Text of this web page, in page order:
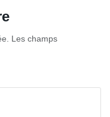
Les champs